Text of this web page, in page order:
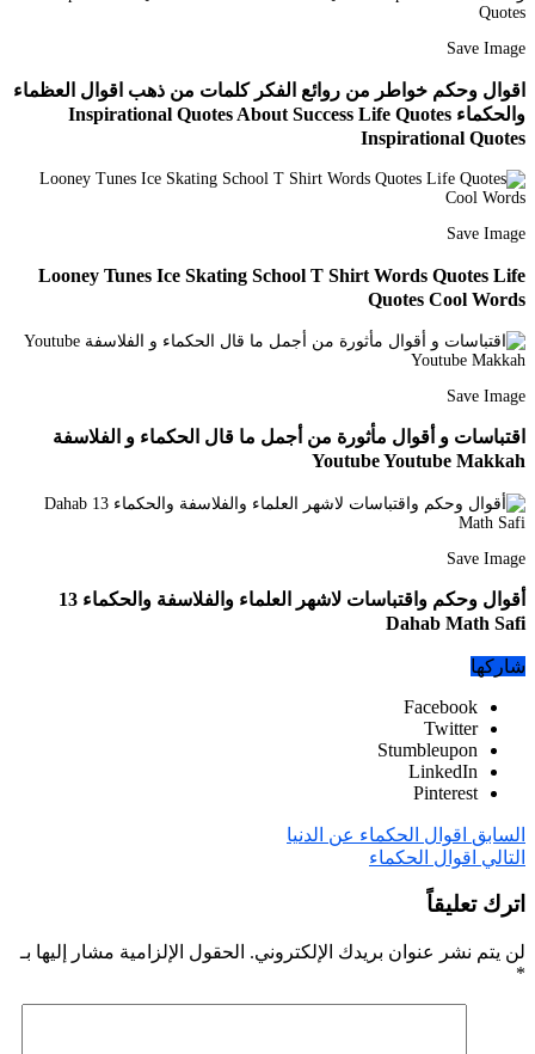
Save Image
اقوال وحكم خواطر من روائع الفكر كلمات من ذهب اقوال العظماء
والحكماء Inspirational Quotes About Success Life Quotes
Inspirational Quotes
Save Image
Looney Tunes Ice Skating School T Shirt Words Quotes Life
Quotes Cool Words
Save Image
اقتباسات و أقوال مأثورة من أجمل ما قال الحكماء و الفلاسفة
Youtube Youtube Makkah
Save Image
أقوال وحكم واقتباسات لاشهر العلماء والفلاسفة والحكماء 13
Dahab Math Safi
شاركها
Facebook
Twitter
Stumbleupon
LinkedIn
Pinterest
السابق اقوال الحكماء عن الدنيا
التالي اقوال الحكماء
اترك تعليقاً
لن يتم نشر عنوان بريدك الإلكتروني. الحقول الإلزامية مشار إليها بـ
*